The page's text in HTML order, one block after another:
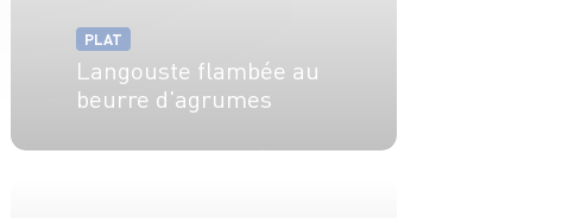
PLAT
Langouste flambée au
beurre d'agrumes